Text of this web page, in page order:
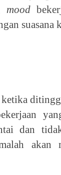
mood
dan
akan